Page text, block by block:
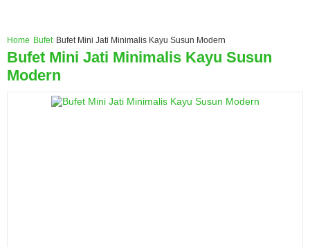
Home Bufet Bufet Mini Jati Minimalis Kayu Susun Modern
Bufet Mini Jati Minimalis Kayu Susun
Modern